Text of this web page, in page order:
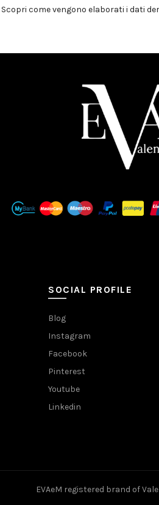
Scopri come vengono elaborati i dati
SOCIAL PROFILE
Blog
Instagram
Facebook
Pinterest
Youtube
Linkedin
EVAeM registered brand of